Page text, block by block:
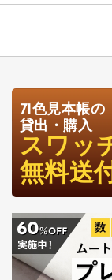
71色見本帳の
貸出・購入
スワッ
無料送